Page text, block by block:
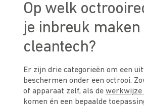
Op welk
je inbreuk maken
cleantech?
Er zijn drie categorieën om een
beschermen onder een octrooi.
of apparaat zelf, als dewerkwijze
komen én een bepaalde